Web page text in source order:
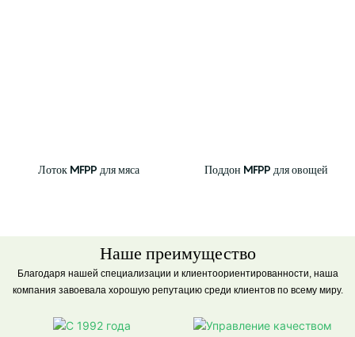
Лоток MFPP для мяса Поддон MFPP для овощей
Наше преимущество
Благодаря нашей специализации и клиентоориентированности, наша
компания завоевала хорошую репутацию среди клиентов по всему миру.